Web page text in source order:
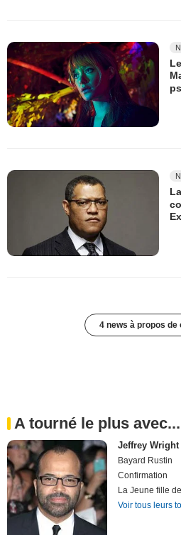
4 news à propos de
A tourné le plus avec...
Jeffrey Wright
Bayard Rustin
Confirmation
La Jeune fille
Voir tous leurs